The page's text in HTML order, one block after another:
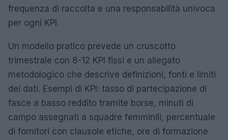
frequenza di raccolta e una responsabilità univoca
per ogni KPI.
Un modello pratico prevede un cruscotto
trimestrale con 8-12 KPI fissi e un allegato
metodologico che descrive definizioni, fonti e limiti
dei dati. Esempi di KPI: tasso di partecipazione di
fasce a basso reddito tramite borse, minuti di
campo assegnati a squadre femminili, percentuale
di fornitori con clausole etiche, ore di formazione